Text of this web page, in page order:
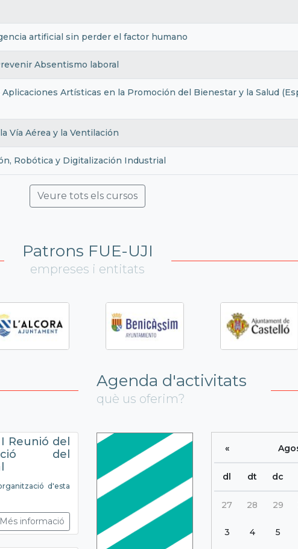
artificial sin perder el factor humano
Absentismo laboral
Artísticas en la Promoción del Bienestar y la Salud
Vía Aérea y la Ventilación
Robótica y Digitalización Industrial
Veure tots els cursos
Patrons FUE-UJI
empreses i entitats
Reunió del
del
d'esta
Més informació
Agenda d'activitats
què us oferim?
«
dl dt dc
27 28 29
3 4 5